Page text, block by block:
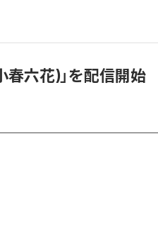
春六花)」を配信開始